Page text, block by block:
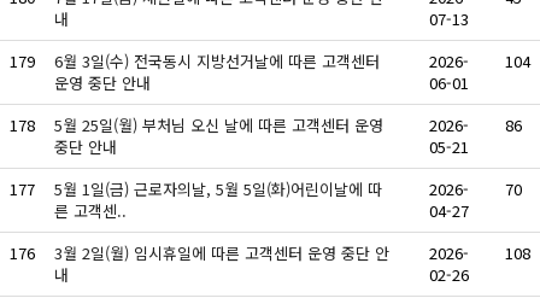
내
07-13
179
6월 3일(수) 전국동시 지방선거날에 따른 고객센터
운영 중단 안내
2026-
06-01
104
178
5월 25일(월) 부처님 오신 날에 따른 고객센터 운영
중단 안내
2026-
05-21
86
177
5월 1일(금) 근로자의날, 5월 5일(화)어린이날에 따
른 고객센..
2026-
04-27
70
176
3월 2일(월) 임시휴일에 따른 고객센터 운영 중단 안
내
2026-
02-26
108